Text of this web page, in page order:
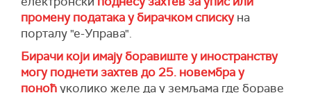
промену података у бирачком спискуна
порталу "е-Управа".
Бирачи који имају боравиште у иностранству
могу поднети захтев до 25. новембра у
поноћуколико желе да у земљама где бораве